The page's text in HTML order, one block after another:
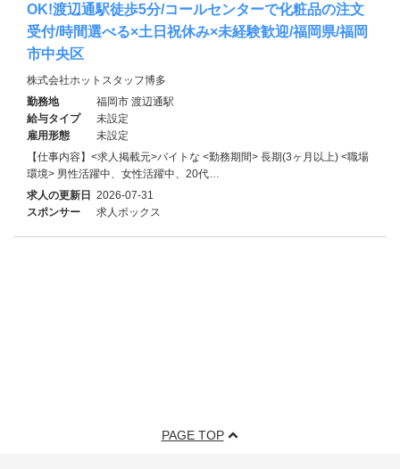
OK!渡辺通駅徒歩5分/コールセンターで化粧品の注文
受付/時間選べる×土日祝休み×未経験歓迎/福岡県/福岡
市中央区
株式会社ホットスタッフ博多
勤務地
福岡市 渡辺通駅
給与タイプ
未設定
雇用形態
未設定
【仕事内容】<求人掲載元>バイトな <勤務期間> 長期(3ヶ月以上) <職場
環境> 男性活躍中、女性活躍中、20代…
求人の更新日 2026-07-31
スポンサー
求人ボックス
PAGE TOP